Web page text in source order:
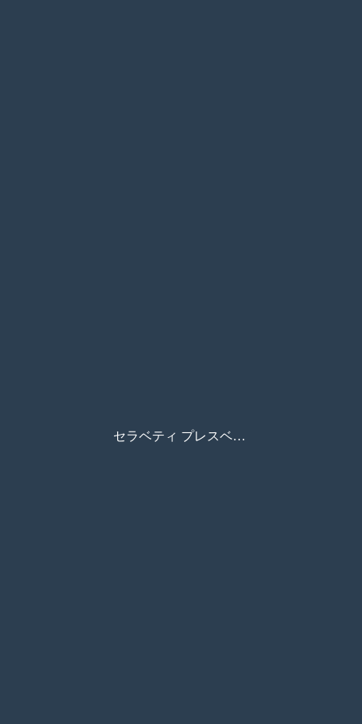
セラベティ プレスベスト